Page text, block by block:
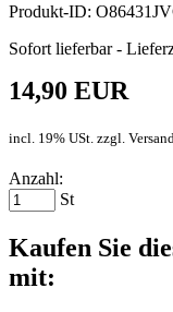
Produkt-ID:
Sofort lieferbar -
14,90 EUR
incl. 19% USt. zzgl. Versand
Anzahl:
St
Kaufen Sie
mit: